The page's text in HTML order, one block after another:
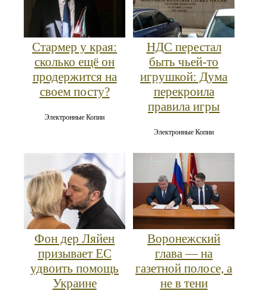
Стармер у края:
сколько ещё он
продержится на
своем посту?
Электронные Копии
НДС перестал
быть чьей-то
игрушкой: Дума
перекроила
правила игры
Электронные Копии
Фон дер Ляйен
призывает ЕС
удвоить помощь
Украине
Воронежский
глава — на
газетной полосе, а
не в тени